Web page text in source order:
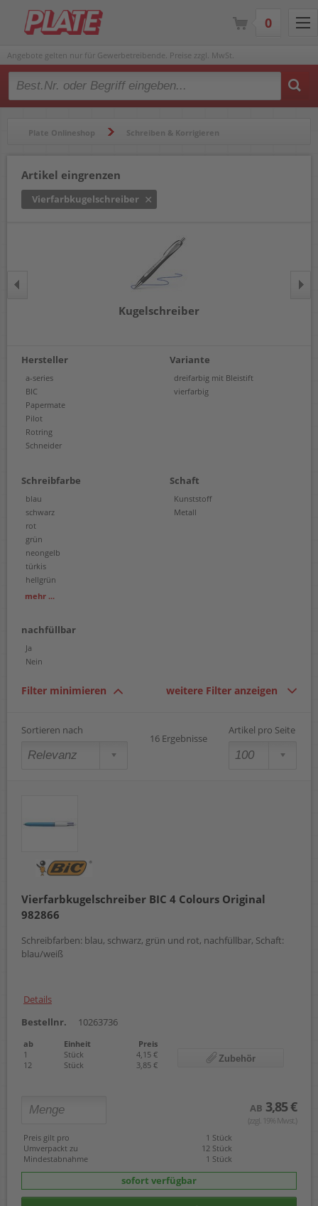
Angebote gelten nur für Gewerbetreibende. Preise zzgl. MwSt.
Type 2 or more characters for results.
Plate Onlineshop Schreiben & Korrigieren
Artikel eingrenzen
Vierfarbkugelschreiber
Kugelschreiber
Hersteller
a-series
BIC
Papermate
Pilot
Rotring
Schneider
Variante
dreifarbig mit Bleistift
vierfarbig
Schreibfarbe
blau
schwarz
rot
grün
neongelb
türkis
hellgrün
pink
mehr ...
Schaft
Kunststoff
Metall
nachfüllbar
Ja
Nein
Filter minimieren weitere Filter anzeigen
Sortieren nach
16 Ergebnisse
Artikel pro Seite
Vierfarbkugelschreiber BIC 4 Colours Original
982866
Schreibfarben: blau, schwarz, grün und rot, nachfüllbar, Schaft:
blau/weiß
Details
Bestellnr.
10263736
ab Einheit
Preis
1
Stück
4,15 €
12
Stück 3,85 €
Zubehör
AB 3,85 €
(zzgl. 19% Mwst.)
Preis gilt pro
1 Stück
Umverpackt zu
12 Stück
Mindestabnahme
1 Stück
sofort verfügbar
0